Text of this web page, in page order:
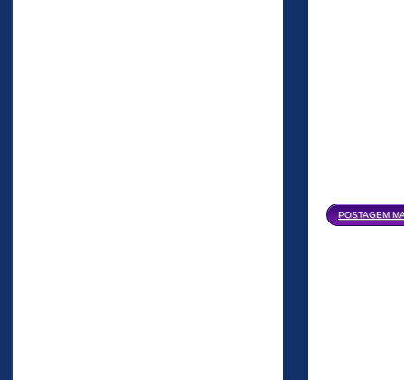
POSTAGEM